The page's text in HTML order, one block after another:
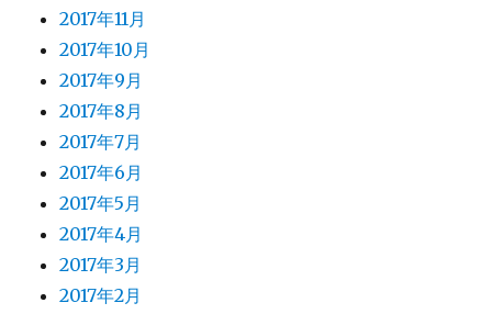
2017年11月
2017年10月
2017年9月
2017年8月
2017年7月
2017年6月
2017年5月
2017年4月
2017年3月
2017年2月